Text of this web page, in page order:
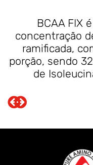
BCAA FIX
concentração
ramificada,
porção, sendo
de